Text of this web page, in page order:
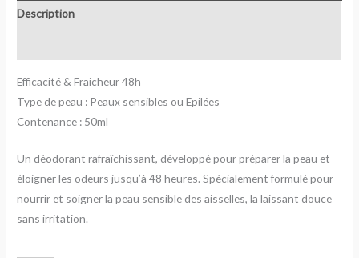
Description
Efficacité & Fraicheur 48h
Type de peau : Peaux sensibles ou Epilées
Contenance : 50ml
Un déodorant rafraîchissant, développé pour préparer la peau et
éloigner les odeurs jusqu’à 48 heures. Spécialement formulé pour
nourrir et soigner la peau sensible des aisselles, la laissant douce
sans irritation.